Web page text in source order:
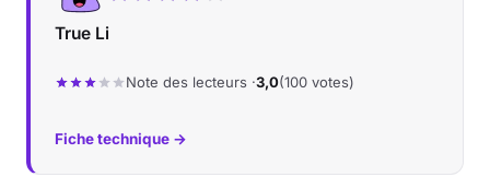
True Li
Note des lecteurs ·3,0(100 votes)
Fiche technique →